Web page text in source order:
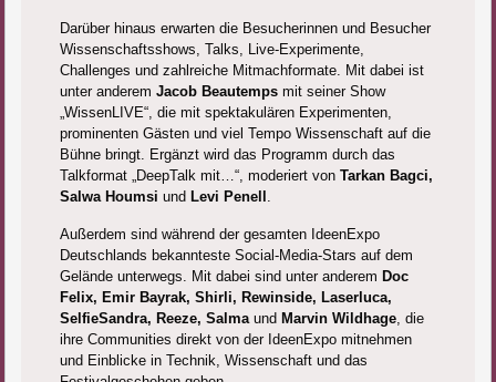
Darüber hinaus erwarten die Besucherinnen und Besucher
Wissenschaftsshows, Talks, Live-Experimente,
Challenges und zahlreiche Mitmachformate. Mit dabei ist
unter anderem Jacob Beautempsmit seiner Show
„WissenLIVE“, die mit spektakulären Experimenten,
prominenten Gästen und viel Tempo Wissenschaft auf die
Bühne bringt. Ergänzt wird das Programm durch das
Talkformat „DeepTalk mit…“, moderiert von Tarkan Bagci,
Salwa Houmsi und Levi Penell
Außerdem sind während der gesamten IdeenExpo
Deutschlands bekannteste Social-Media-Stars auf dem
Gelände unterwegs. Mit dabei sind unter anderem Doc
Felix, Emir Bayrak, Shirli, Rewinside, Laserluca,
SelfieSandra, Reeze, Salmaund Marvin Wildhage, die
ihre Communities direkt von der IdeenExpo mitnehmen
und Einblicke in Technik, Wissenschaft und das